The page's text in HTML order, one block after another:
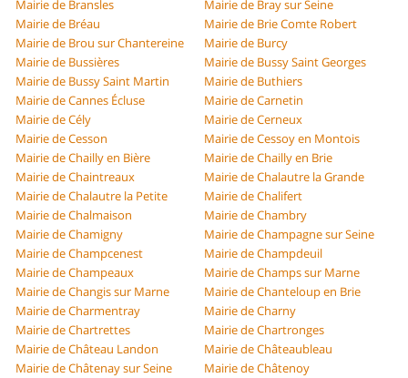
Mairie de Bransles
Mairie de Bray sur Seine
Mairie de Bréau
Mairie de Brie Comte Robert
Mairie de Brou sur Chantereine
Mairie de Burcy
Mairie de Bussières
Mairie de Bussy Saint Georges
Mairie de Bussy Saint Martin
Mairie de Buthiers
Mairie de Cannes Écluse
Mairie de Carnetin
Mairie de Cély
Mairie de Cerneux
Mairie de Cesson
Mairie de Cessoy en Montois
Mairie de Chailly en Bière
Mairie de Chailly en Brie
Mairie de Chaintreaux
Mairie de Chalautre la Grande
Mairie de Chalautre la Petite
Mairie de Chalifert
Mairie de Chalmaison
Mairie de Chambry
Mairie de Chamigny
Mairie de Champagne sur Seine
Mairie de Champcenest
Mairie de Champdeuil
Mairie de Champeaux
Mairie de Champs sur Marne
Mairie de Changis sur Marne
Mairie de Chanteloup en Brie
Mairie de Charmentray
Mairie de Charny
Mairie de Chartrettes
Mairie de Chartronges
Mairie de Château Landon
Mairie de Châteaubleau
Mairie de Châtenay sur Seine
Mairie de Châtenoy